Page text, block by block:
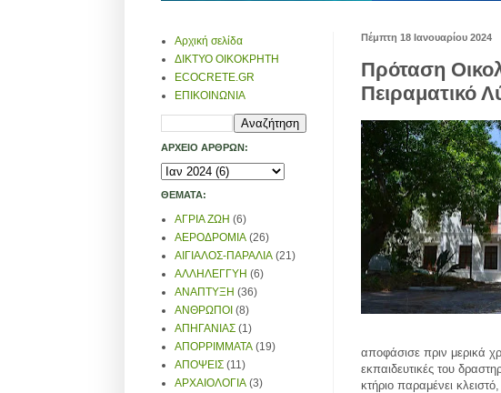
Πέμπτη 18 Ιανουαρίου 2024
Πρόταση
Πειραματικό
αποφάσισε πριν μερικά
εκπαιδευτικές του
κτήριο παραμένει
Αρχική σελίδα
ΔΙΚΤΥΟ ΟΙΚΟΚΡΗΤΗ
ECOCRETE.GR
ΕΠΙΚΟΙΝΩΝΙΑ
ΑΡΧΕΙΟ ΑΡΘΡΩΝ:
ΘΕΜΑΤΑ:
ΑΓΡΙΑ ΖΩΗ (6)
ΑΕΡΟΔΡΟΜΙΑ (26)
ΑΙΓΙΑΛΟΣ-ΠΑΡΑΛΙΑ (21)
ΑΛΛΗΛΕΓΓΥΗ (6)
ΑΝΑΠΤΥΞΗ (36)
ΑΝΘΡΩΠΟΙ (8)
ΑΠΗΓΑΝΙΑΣ (1)
ΑΠΟΡΡΙΜΜΑΤΑ (19)
ΑΠΟΨΕΙΣ (11)
ΑΡΧΑΙΟΛΟΓΙΑ (3)